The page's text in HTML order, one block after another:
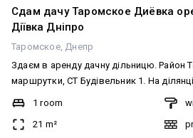
Сдам дачу Таромское Диёвка
Діївка Дніпро
Таромское Днепр
Здаєм в аренду дачну дільницю. Район
маршрутки, СТ Будівельник 1. На
- 4,5 на 5,5 загальна, площа ділянки - 4.5.
опалення, жити можна круглий рік,
Питна вода є, недалеко свердловина.
1 room
21 m²